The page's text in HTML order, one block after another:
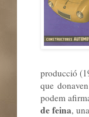
producció
que
podem
de feina,